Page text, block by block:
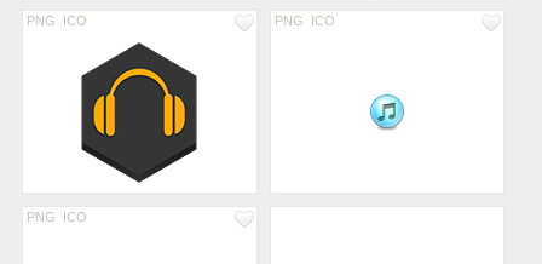
PNG ICO PNG ICO
PNG ICO